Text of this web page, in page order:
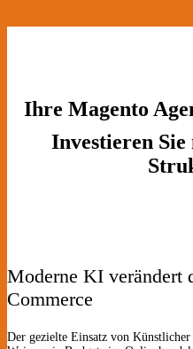
Ihre Magento
Investieren
Moderne KI verändert
Commerce
Der gezielte Einsatz von